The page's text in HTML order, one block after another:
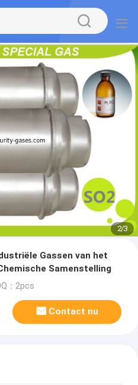
2/3
Gassen van het
Samenstelling
：2pcs
Contact nu